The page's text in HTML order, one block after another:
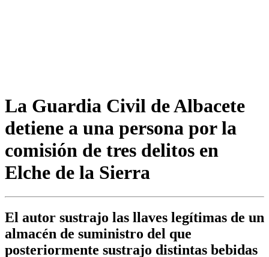
La Guardia Civil de Albacete
detiene a una persona por la
comisión de tres delitos en
Elche de la Sierra
El autor sustrajo las llaves legítimas de un
almacén de suministro del que
posteriormente sustrajo distintas bebidas